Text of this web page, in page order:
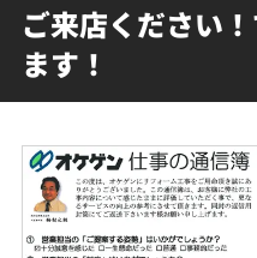
ご来店ください
ます！